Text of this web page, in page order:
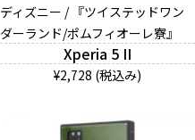
ディズニー / 『ツイステッドワン
ダーランド/ポムフィオーレ寮』
Xperia 5 II
¥2,728 (税込み)